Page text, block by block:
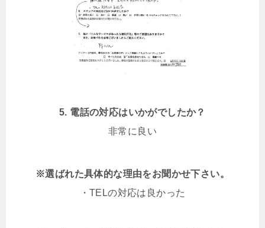
5. 電話の対応はいかがでしたか？
非常に良い
※選ばれた具体的な理由をお聞かせ下さい。
・TELの対応は良かった